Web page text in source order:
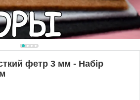
фетр 3 мм - Набір